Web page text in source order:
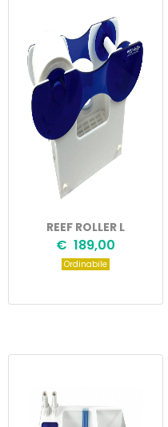
REEF ROLLER L
€ 189,00
Ordinabile